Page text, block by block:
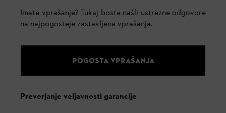
Imate vprašanje? Tukaj boste našli ustrezne odgovore
na najpogosteje zastavljena vprašanja.
POGOSTA VPRAŠANJA
Preverjanje veljavnosti garancije